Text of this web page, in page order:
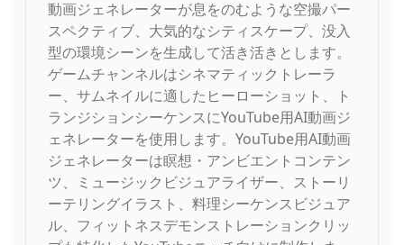
動画ジェネレーターが息をのむような空撮パー
スペクティブ、大気的なシティスケープ、没入
型の環境シーンを生成して活き活きとします。
ゲームチャンネルはシネマティックトレーラ
ー、サムネイルに適したヒーローショット、ト
ランジションシーケンスにYouTube用AI動画ジ
ェネレーターを使用します。YouTube用AI動画
ジェネレーターは瞑想・アンビエントコンテン
ツ、ミュージックビジュアライザー、ストーリ
ーテリングイラスト、料理シーケンスビジュア
ル、フィットネスデモンストレーションクリッ